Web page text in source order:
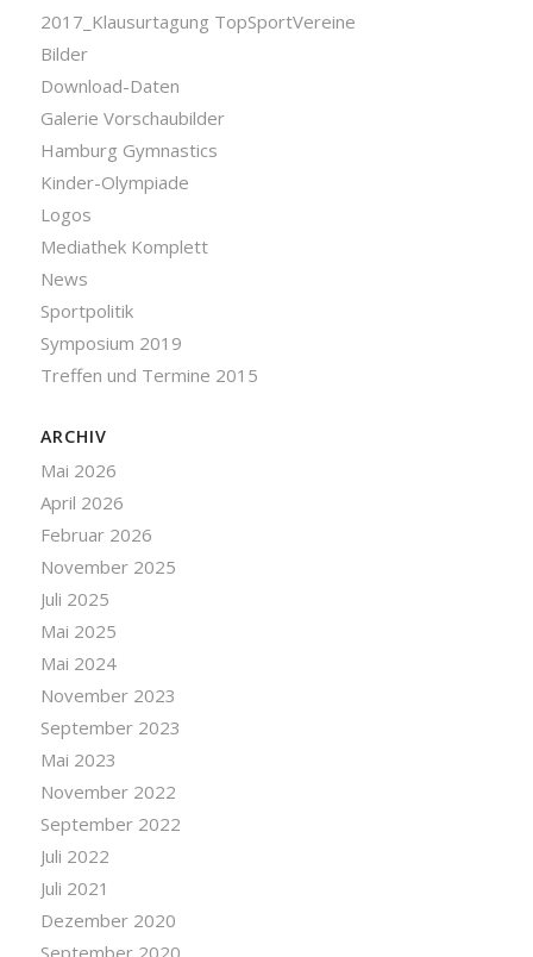
2017_Klausurtagung TopSportVereine
Bilder
Download-Daten
Galerie Vorschaubilder
Hamburg Gymnastics
Kinder-Olympiade
Logos
Mediathek Komplett
News
Sportpolitik
Symposium 2019
Treffen und Termine 2015
ARCHIV
Mai 2026
April 2026
Februar 2026
November 2025
Juli 2025
Mai 2025
Mai 2024
November 2023
September 2023
Mai 2023
November 2022
September 2022
Juli 2022
Juli 2021
Dezember 2020
September 2020